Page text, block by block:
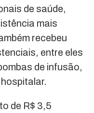
de saúde,
mais
recebeu
entre eles
de infusão,
de R$ 3,5